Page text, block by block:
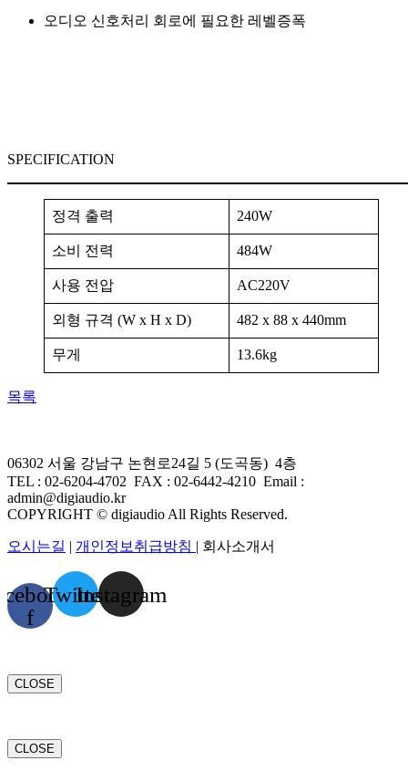
오디오 신호처리 회로에 필요한 레벨증폭
SPECIFICATION
정격 출력 240W
소비 전력 484W
사용 전압 AC220V
외형 규격 (W x H x D) 482 x 88 x 440mm
무게 13.6kg
목록
06302 서울 강남구 논현로24길 5 (도곡동) 4층
TEL : 02-6204-4702 FAX : 02-6442-4210 Email :
admin@digiaudio.kr
COPYRIGHT © digiaudio All Rights Reserved.
오시는길 | 개인정보취급방침 | 회사소개서
f
TwitterInstagram
CLOSE
CLOSE